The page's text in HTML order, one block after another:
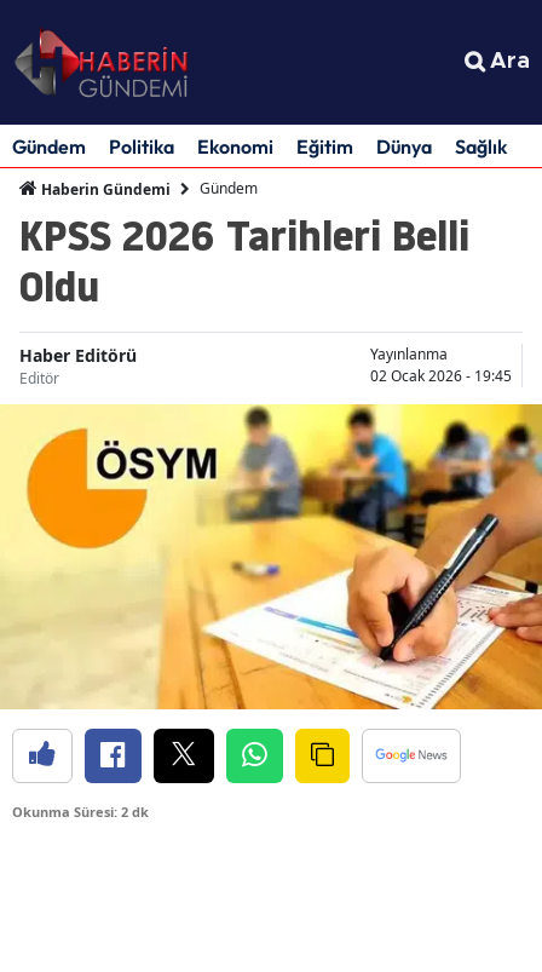
Ara
Gündem Politika Ekonomi Eğitim Dünya Sağlık
Haberin Gündemi Gündem
KPSS 2026 Tarihleri Belli
Oldu
Haber Editörü
Editör
Yayınlanma
02 Ocak 2026 - 19:45
Okunma Süresi: 2 dk